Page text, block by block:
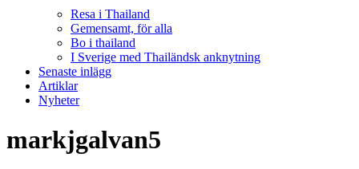
Resa i Thailand
Gemensamt, för alla
Bo i thailand
I Sverige med Thailändsk anknytning
Senaste inlägg
Artiklar
Nyheter
markjgalvan5